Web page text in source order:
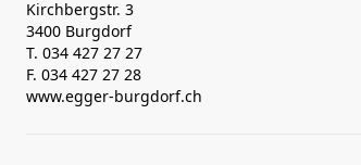
Kirchbergstr. 3
3400 Burgdorf
T. 034 427 27 27
F. 034 427 27 28
www.egger-burgdorf.ch